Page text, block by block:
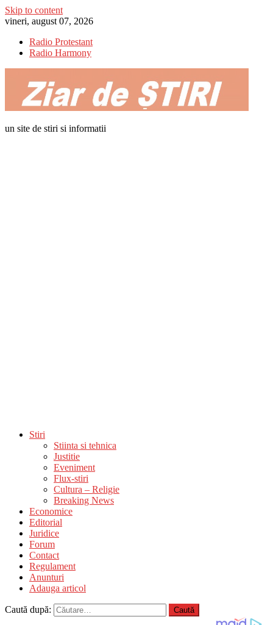
Skip to content
vineri, august 07, 2026
Radio Protestant
Radio Harmony
un site de stiri si informatii
Stiri
Stiinta si tehnica
Justitie
Eveniment
Flux-stiri
Cultura – Religie
Breaking News
Economice
Editorial
Juridice
Forum
Contact
Regulament
Anunturi
Adauga articol
Caută după: